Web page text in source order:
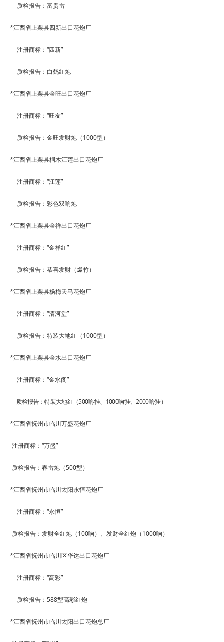
质检报告：富贵雷
*江西省上栗县四新出口花炮厂
注册商标： “四新”
质检报告：白鹤红炮
*江西省上栗县金旺出口花炮厂
注册商标： “旺友”
质检报告：金旺发财炮（1000型）
*江西省上栗县桐木江莲出口花炮厂
注册商标： “江莲”
质检报告：彩色双响炮
*江西省上栗县金祥出口花炮厂
注册商标： “金祥红”
质检报告：恭喜发财（爆竹）
*江西省上栗县杨梅天马花炮厂
注册商标： “清河堂”
质检报告：特装大地红（1000型）
*江西省上栗县金水出口花炮厂
注册商标： “金水阁”
质检报告：特装大地红（500响∕挂、 1000响∕挂、2000响∕挂）
*江西省抚州市临川万盛花炮厂
注册商标： “万盛”
质检报告：春雷炮（500型）
*江西省抚州市临川太阳永恒花炮厂
注册商标： “永恒”
质检报告：发财全红炮（100响）、发财全红炮（1000响）
*江西省抚州市临川区华达出口花炮厂
注册商标： “高彩”
质检报告： 588型高彩红炮
*江西省抚州市临川太阳出口花炮总厂